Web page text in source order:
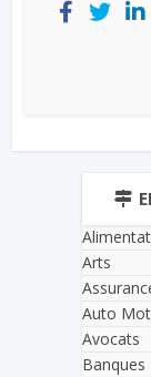
Arts
Auto
Avocats
Banques